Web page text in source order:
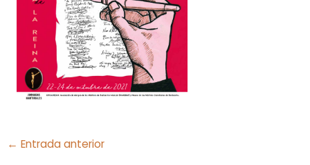
← Entrada anterior